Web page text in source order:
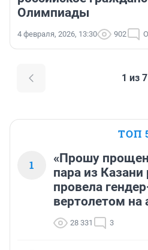
Олимпиады
4 февраля, 2026, 13:30 902
1 из 7
ТОП
1
«Прошу
пара из Казани
провела
вертолетом на
28 331 3